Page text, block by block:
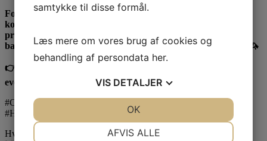
Forkæl en ægte prinsesse med dette magiske chokoladesæt –
komplet med krone, sommerfugl, blomster og den fineste
prinsessefigur 💖🍫 Perfekt som gave til fødselsdag, fest eller
bare for at skabe et smil hos en lille (eller stor) prinsesse 🎀🌸🦄
👉 Håndlavet luksuschokolade fra chokodesign.dk – hvor
eventyret smager sødt!
#Chokodesign #SjoveChokoladeFigurer #HumorIChokolade
#HåndlavetChokolade #SkørOgLækker #Gaveidé
Hvor længe holder chokoladen sig?
samtykke til disse formål.
Læs mere om vores brug af cookies og
behandling af persondata her.
VIS DETALJER
AFVIS ALLE
OK